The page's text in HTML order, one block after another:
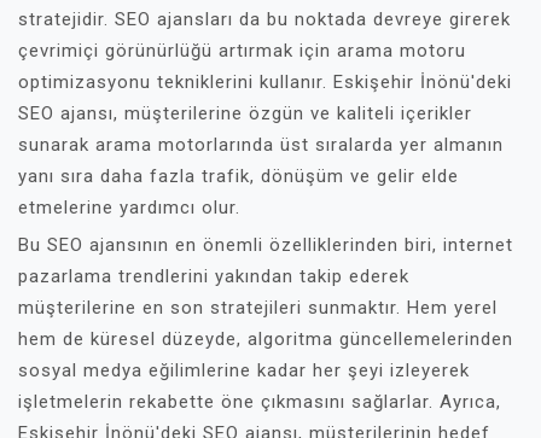
stratejidir. SEO ajansları da bu noktada devreye girerek
çevrimiçi görünürlüğü artırmak için arama motoru
optimizasyonu tekniklerini kullanır. Eskişehir İnönü'deki
SEO ajansı, müşterilerine özgün ve kaliteli içerikler
sunarak arama motorlarında üst sıralarda yer almanın
yanı sıra daha fazla trafik, dönüşüm ve gelir elde
etmelerine yardımcı olur.
Bu SEO ajansının en önemli özelliklerinden biri, internet
pazarlama trendlerini yakından takip ederek
müşterilerine en son stratejileri sunmaktır. Hem yerel
hem de küresel düzeyde, algoritma güncellemelerinden
sosyal medya eğilimlerine kadar her şeyi izleyerek
işletmelerin rekabette öne çıkmasını sağlarlar. Ayrıca,
Eskişehir İnönü'deki SEO ajansı, müşterilerinin hedef